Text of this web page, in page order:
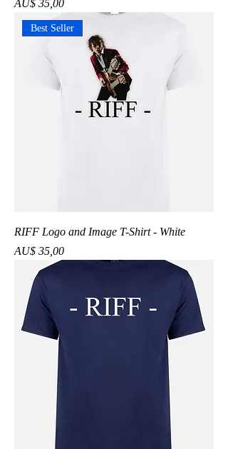
AU$ 35,00
Best Seller
RIFF Logo and Image T-Shirt - White
Preço
AU$ 35,00